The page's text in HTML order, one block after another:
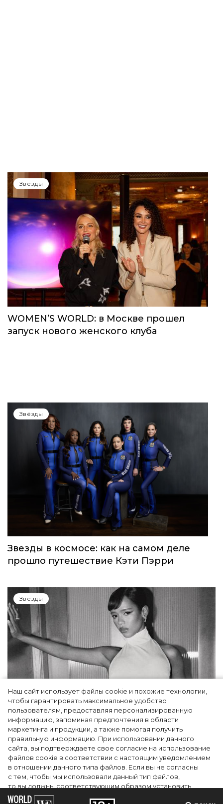
Наш сайт использует файлы cookie и похожие технологии,
чтобы гарантировать максимальное удобство
пользователям, предоставляя персонализированную
информацию, запоминая предпочтения в области
маркетинга и продукции, а также помогая получить
правильную информацию. При использовании данного
сайта, вы подтверждаете свое согласие на использование
файлов cookie в соответствии с настоящим уведомлением
в отношении данного типа файлов. Если вы не согласны
с тем, чтобы мы использовали данный тип файлов,
то вы должны соответствующим образом установить
настройки вашего браузера или не использовать сайт wfc.tv
Звёзды
WOMEN’S WORLD: в Москве прошел
запуск нового женского клуба
Звёзды
Звезды в космосе: как на самом деле
прошло путешествие Кэти Пэрри
Звёзды
Тейлор Рассел в образе белого лебедя на
церемонии BAFTA-2024